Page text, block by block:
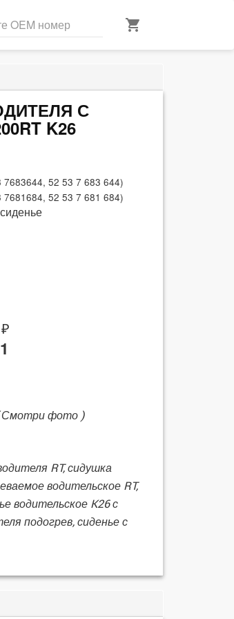
shopping_cart
С
K26
7683644, 52 53 7 683 644)
7681684, 52 53 7 681 684)
1
Смотри фото )
RT, сидушка
водительское RT,
водительское K26 с
подогрев, сиденье с